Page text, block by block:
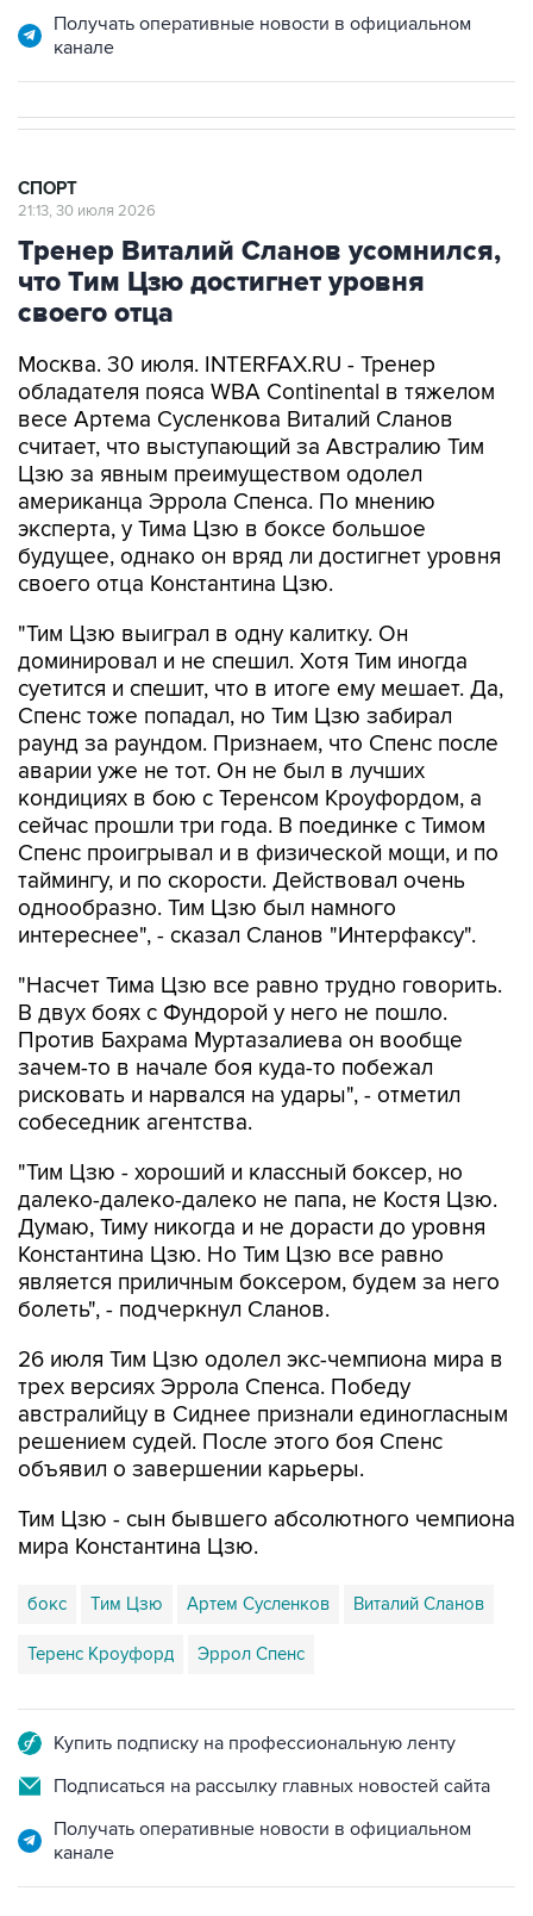
Получать оперативные новости в официальном
канале
СПОРТ
21:13, 30 июля 2026
Тренер Виталий Сланов усомнился,
что Тим Цзю достигнет уровня
своего отца
Москва. 30 июля. INTERFAX.RU - Тренер
обладателя пояса WBA Continental в тяжелом
весе Артема Сусленкова Виталий Сланов
считает, что выступающий за Австралию Тим
Цзю за явным преимуществом одолел
американца Эррола Спенса. По мнению
эксперта, у Тима Цзю в боксе большое
будущее, однако он вряд ли достигнет уровня
своего отца Константина Цзю.
"Тим Цзю выиграл в одну калитку. Он
доминировал и не спешил. Хотя Тим иногда
суетится и спешит, что в итоге ему мешает. Да,
Спенс тоже попадал, но Тим Цзю забирал
раунд за раундом. Признаем, что Спенс после
аварии уже не тот. Он не был в лучших
кондициях в бою с Теренсом Кроуфордом, а
сейчас прошли три года. В поединке с Тимом
Спенс проигрывал и в физической мощи, и по
таймингу, и по скорости. Действовал очень
однообразно. Тим Цзю был намного
интереснее", - сказал Сланов "Интерфаксу".
"Насчет Тима Цзю все равно трудно говорить.
В двух боях с Фундорой у него не пошло.
Против Бахрама Муртазалиева он вообще
зачем-то в начале боя куда-то побежал
рисковать и нарвался на удары", - отметил
собеседник агентства.
"Тим Цзю - хороший и классный боксер, но
далеко-далеко-далеко не папа, не Костя Цзю.
Думаю, Тиму никогда и не дорасти до уровня
Константина Цзю. Но Тим Цзю все равно
является приличным боксером, будем за него
болеть", - подчеркнул Сланов.
26 июля Тим Цзю одолел экс-чемпиона мира в
трех версиях Эррола Спенса. Победу
австралийцу в Сиднее признали единогласным
решением судей. После этого боя Спенс
объявил о завершении карьеры.
Тим Цзю - сын бывшего абсолютного чемпиона
мира Константина Цзю.
бокс Тим Цзю Артем Сусленков Виталий Сланов
Теренс Кроуфорд Эррол Спенс
Купить подписку на профессиональную ленту
Подписаться на рассылку главных новостей сайта
Получать оперативные новости в официальном
канале